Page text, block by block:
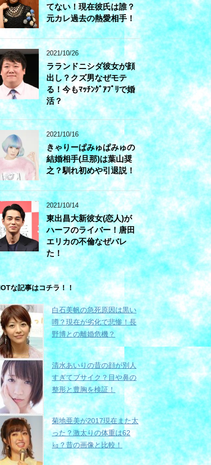
てない！現在彼氏は誰？
元カレ過去の熱愛相手！
2021/10/26
ラランドニシダ彼女が顔
出し？クズ男なぜモテ
る！今もﾏｯﾁﾝｸﾞｱﾌﾟﾘで婚
活？
2021/10/16
きゃりーぱみゅぱみゅの
結婚相手(旦那)は葉山奨
之？馴れ初めや引退説！
2021/10/14
東出昌大新彼女(恋人)が
ハーフのライバー！唐田
エリカの不倫なぜバレ
た！
な記事はコチラ！！
白石美帆の急死原因は黒い
噂？現在が劣化で悲惨！長
野博との離婚危機？
清水あいりの昔の顔が別人
すぎてブサイク？目や鼻の
整形と豊胸を検証！
菊地亜美が2017現在また太
った？激太りの体重は62
㎏？昔の画像と比較！